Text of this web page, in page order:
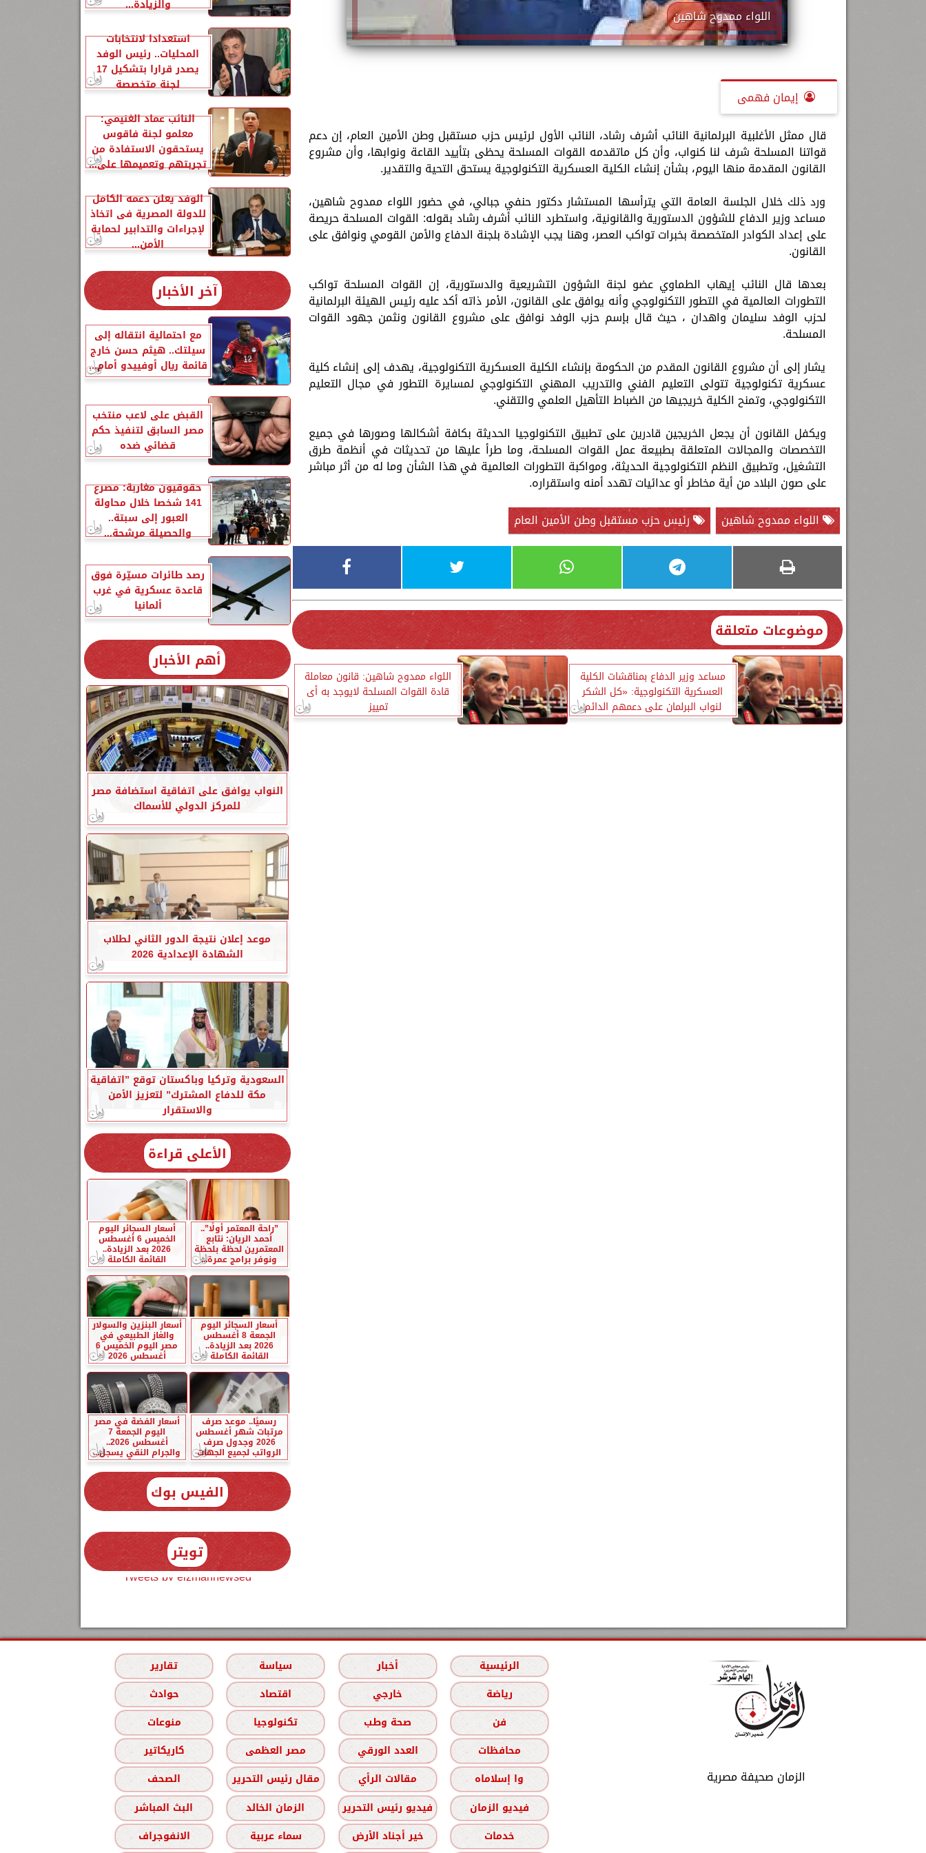
اللواء ممدوح شاهين
إيمان فهمى
قال ممثل الأغلبية البرلمانية النائب أشرف رشاد، النائب الأول لرئيس حزب مستقبل وطن الأمين العام، إن دعم
قواتنا المسلحة شرف لنا كنواب، وأن كل ماتقدمه القوات المسلحة يحظى بتأييد القاعة ونوابها، وأن مشروع
القانون المقدمة منها اليوم، بشأن إنشاء الكلية العسكرية التكنولوجية يستحق التحية والتقدير.
ورد ذلك خلال الجلسة العامة التي يترأسها المستشار دكتور حنفي جبالي، في حضور اللواء ممدوح شاهين،
مساعد وزير الدفاع للشؤون الدستورية والقانونية، واستطرد النائب أشرف رشاد بقوله: القوات المسلحة حريصة
على إعداد الكوادر المتخصصة بخبرات تواكب العصر، وهنا يجب الإشادة بلجنة الدفاع والأمن القومي ونوافق على
القانون.
بعدها قال النائب إيهاب الطماوي عضو لجنة الشؤون التشريعية والدستورية، إن القوات المسلحة تواكب
التطورات العالمية في التطور التكنولوجي وأنه يوافق على القانون، الأمر ذاته أكد عليه رئيس الهيئة البرلمانية
لحزب الوفد سليمان واهدان ، حيث قال بإسم حزب الوفد نوافق على مشروع القانون ونثمن جهود القوات
المسلحة.
يشار إلى أن مشروع القانون المقدم من الحكومة بإنشاء الكلية العسكرية التكنولوجية، يهدف إلى إنشاء كلية
عسكرية تكنولوجية تتولى التعليم الفني والتدريب المهني التكنولوجي لمسايرة التطور في مجال التعليم
التكنولوجي، وتمنح الكلية خريجيها من الضباط التأهيل العلمي والتقني.
ويكفل القانون أن يجعل الخريجين قادرين على تطبيق التكنولوجيا الحديثة بكافة أشكالها وصورها في جميع
التخصصات والمجالات المتعلقة بطبيعة عمل القوات المسلحة، وما طرأ عليها من تحديثات في أنظمة طرق
التشغيل، وتطبيق النظم التكنولوجية الحديثة، ومواكبة التطورات العالمية في هذا الشأن وما له من أثر مباشر
على صون البلاد من أية مخاطر أو عدائيات تهدد أمنه واستقراره.
اللواء ممدوح شاهين
رئيس حزب مستقبل وطن الأمين العام
موضوعات متعلقة
مساعد وزير الدفاع بمناقشات الكلية
العسكرية التكنولوجية: «كل الشكر
لنواب البرلمان على دعمهم الدائم
للقوات المسلحة»
اللواء ممدوح شاهين: قانون معاملة
قادة القوات المسلحة لايوجد به أى
تمييز
والزيادة...
استعدادا لانتخابات
المحليات.. رئيس الوفد
يصدر قرارا بتشكيل 17
لجنة متخصصة
النائب عماد الغنيمي:
معلمو لجنة فاقوس
يستحقون الاستفادة من
تجربتهم وتعميمها على...
الوفد يعلن دعمه الكامل
للدولة المصرية فى اتخاذ
لإجراءات والتدابير لحماية
الأمن...
آخر الأخبار
مع احتمالية انتقاله إلى
سيلتك.. هيثم حسن خارج
قائمة ريال أوفييدو أمام...
القبض على لاعب منتخب
مصر السابق لتنفيذ حكم
قضائي ضده
حقوقيون مغاربة: مصرع
141 شخصا خلال محاولة
العبور إلى سبتة..
والحصيلة مرشحة...
رصد طائرات مسيّرة فوق
قاعدة عسكرية في غرب
ألمانيا
أهم الأخبار
النواب يوافق على اتفاقية استضافة مصر
للمركز الدولي للأسماك
موعد إعلان نتيجة الدور الثاني لطلاب
الشهادة الإعدادية 2026
السعودية وتركيا وباكستان توقع ”اتفاقية
مكة للدفاع المشترك” لتعزيز الأمن
والاستقرار
الأعلى قراءة
”راحة المعتمر أولًا”..
أحمد الريان: نتابع
المعتمرين لحظة بلحظة
ونوفر برامج عمرة...
أسعار السجائر اليوم
الخميس 6 أغسطس
2026 بعد الزيادة..
القائمة الكاملة
أسعار السجائر اليوم
الجمعة 8 أغسطس
2026 بعد الزيادة..
القائمة الكاملة
أسعار البنزين والسولار
والغاز الطبيعي في
مصر اليوم الخميس 6
أغسطس 2026
رسميًا.. موعد صرف
مرتبات شهر أغسطس
2026 وجدول صرف
الرواتب لجميع الجهات
أسعار الفضة في مصر
اليوم الجمعة 7
أغسطس 2026..
والجرام النقي يسجل...
الفيس بوك
تويتر
Tweets by elzmannewseg
الزمان صحيفة مصرية
الرئيسية أخبار سياسة
تقارير
رياضة
خارجي اقتصاد
حوادث
فن
صحة وطب تكنولوجيا
منوعات
محافظات
العدد الورقي مصر العظمى
كاريكاتير
وا إسلاماه
مقالات الرأي مقال رئيس التحرير
الصحف
فيديو الزمان
فيديو رئيس التحرير الزمان الخالد
البث المباشر
خدمات
خير أجناد الأرض سماء عربية الانفوجراف